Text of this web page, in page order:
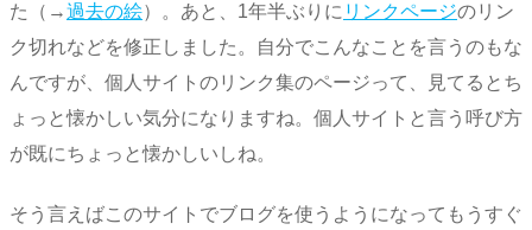
た（→過去の絵）。あと、1年半ぶりに リンクページのリン
ク切れなどを修正しました。自分でこんなことを言うのもな
んですが、個人サイトのリンク集のページって、見てるとち
ょっと懐かしい気分になりますね。個人サイトと言う呼び方
が既にちょっと懐かしいしね。
そう言えばこのサイトでブログを使うようになってもうすぐ